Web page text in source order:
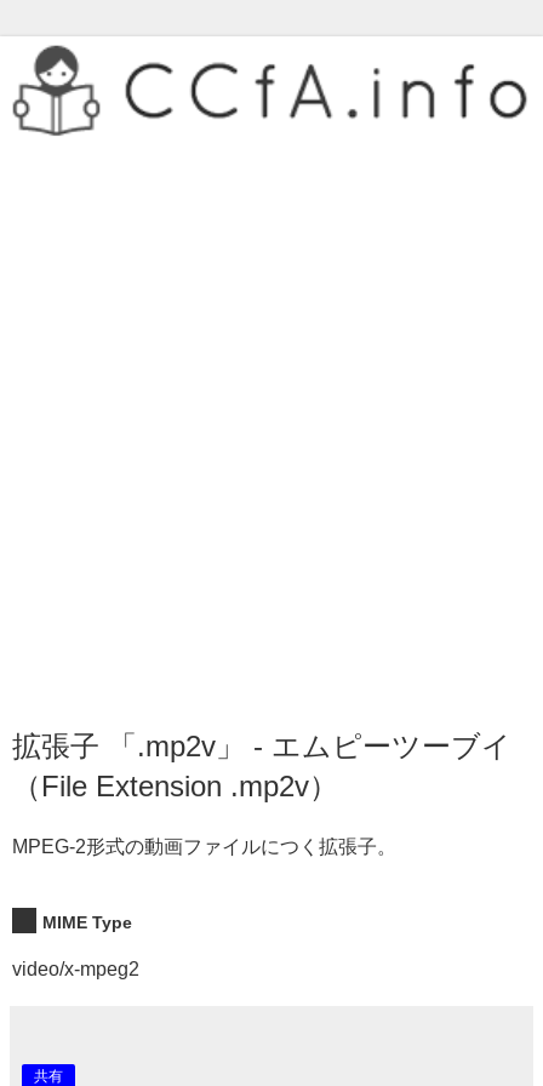
拡張子 「.mp2v」 - エムピーツーブイ
（File Extension .mp2v）
MPEG-2形式の動画ファイルにつく拡張子。
MIME Type
video/x-mpeg2
共有